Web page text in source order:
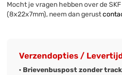
Mocht je vragen hebben over de SKF
(8x22x7mm), neem dan gerust
Verzendopties /
· Brievenbuspost zonder